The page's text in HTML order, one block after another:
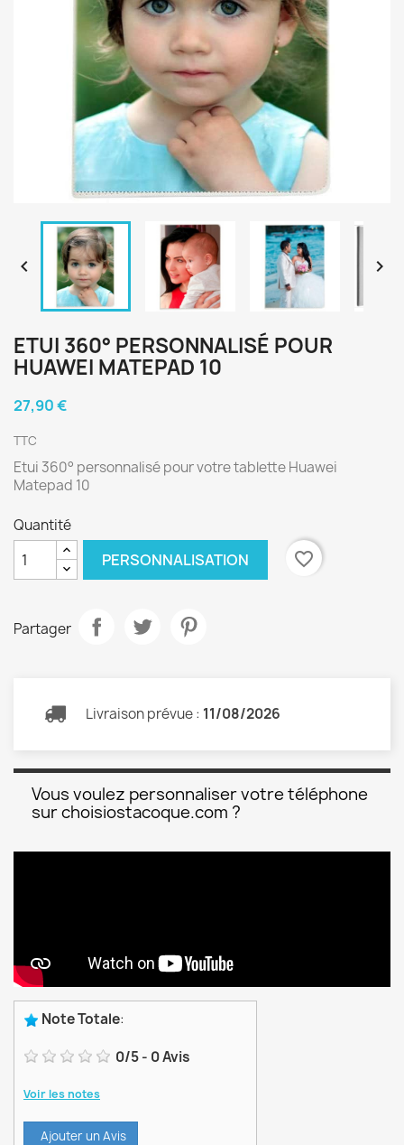
 
ETUI 360° PERSONNALISÉ POUR
HUAWEI MATEPAD 10
27,90 €
TTC
Etui 360° personnalisé pour votre tablette Huawei
Matepad 10
Quantité
PERSONNALISATION favorite_border
Partager
Livraison prévue : 11/08/2026
Vous voulez personnaliser votre téléphone
sur choisiostacoque.com ?
Note Totale:
0/5- 0Avis
Voir les notes
Ajouter un Avis